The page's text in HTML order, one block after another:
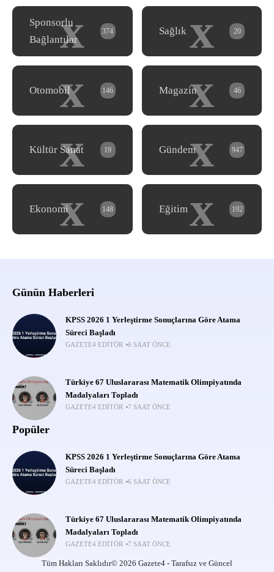
x
Sponsorlu
Bağlantılar
374 x
Sağlık 20
x
Otomobil 146 x
Magazin 46
x
Kültür Sanat 19 x
Gündem 947
x
Ekonomi 148 x
Eğitim 192
Günün Haberleri
KPSS 2026 1 Yerleştirme Sonuçlarına Göre Atama
Süreci Başladı
GAZETE4 EDITÖR 6 SAAT ÖNCE
Türkiye 67 Uluslararası Matematik Olimpiyatında
Madalyaları Topladı
GAZETE4 EDITÖR 7 SAAT ÖNCE
Popüler
KPSS 2026 1 Yerleştirme Sonuçlarına Göre Atama
Süreci Başladı
GAZETE4 EDITÖR 6 SAAT ÖNCE
Türkiye 67 Uluslararası Matematik Olimpiyatında
Madalyaları Topladı
GAZETE4 EDITÖR 7 SAAT ÖNCE
Tüm Hakları Saklıdır© 2026 Gazete4 - Tarafsız ve Güncel